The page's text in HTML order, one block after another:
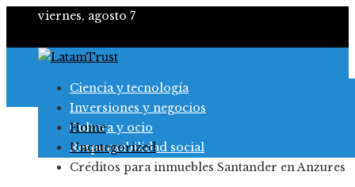
viernes, agosto 7
Ciencia y tecnología
Inversiones y negocios
Cultura y ocio
Responsabilidad social
Home
Uncategorized
Créditos para inmuebles Santander en Anzures